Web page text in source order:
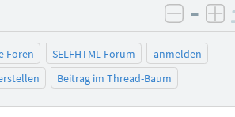
–
Foren SELFHTML-Forum
anmelden
Beitrag im Thread-Baum